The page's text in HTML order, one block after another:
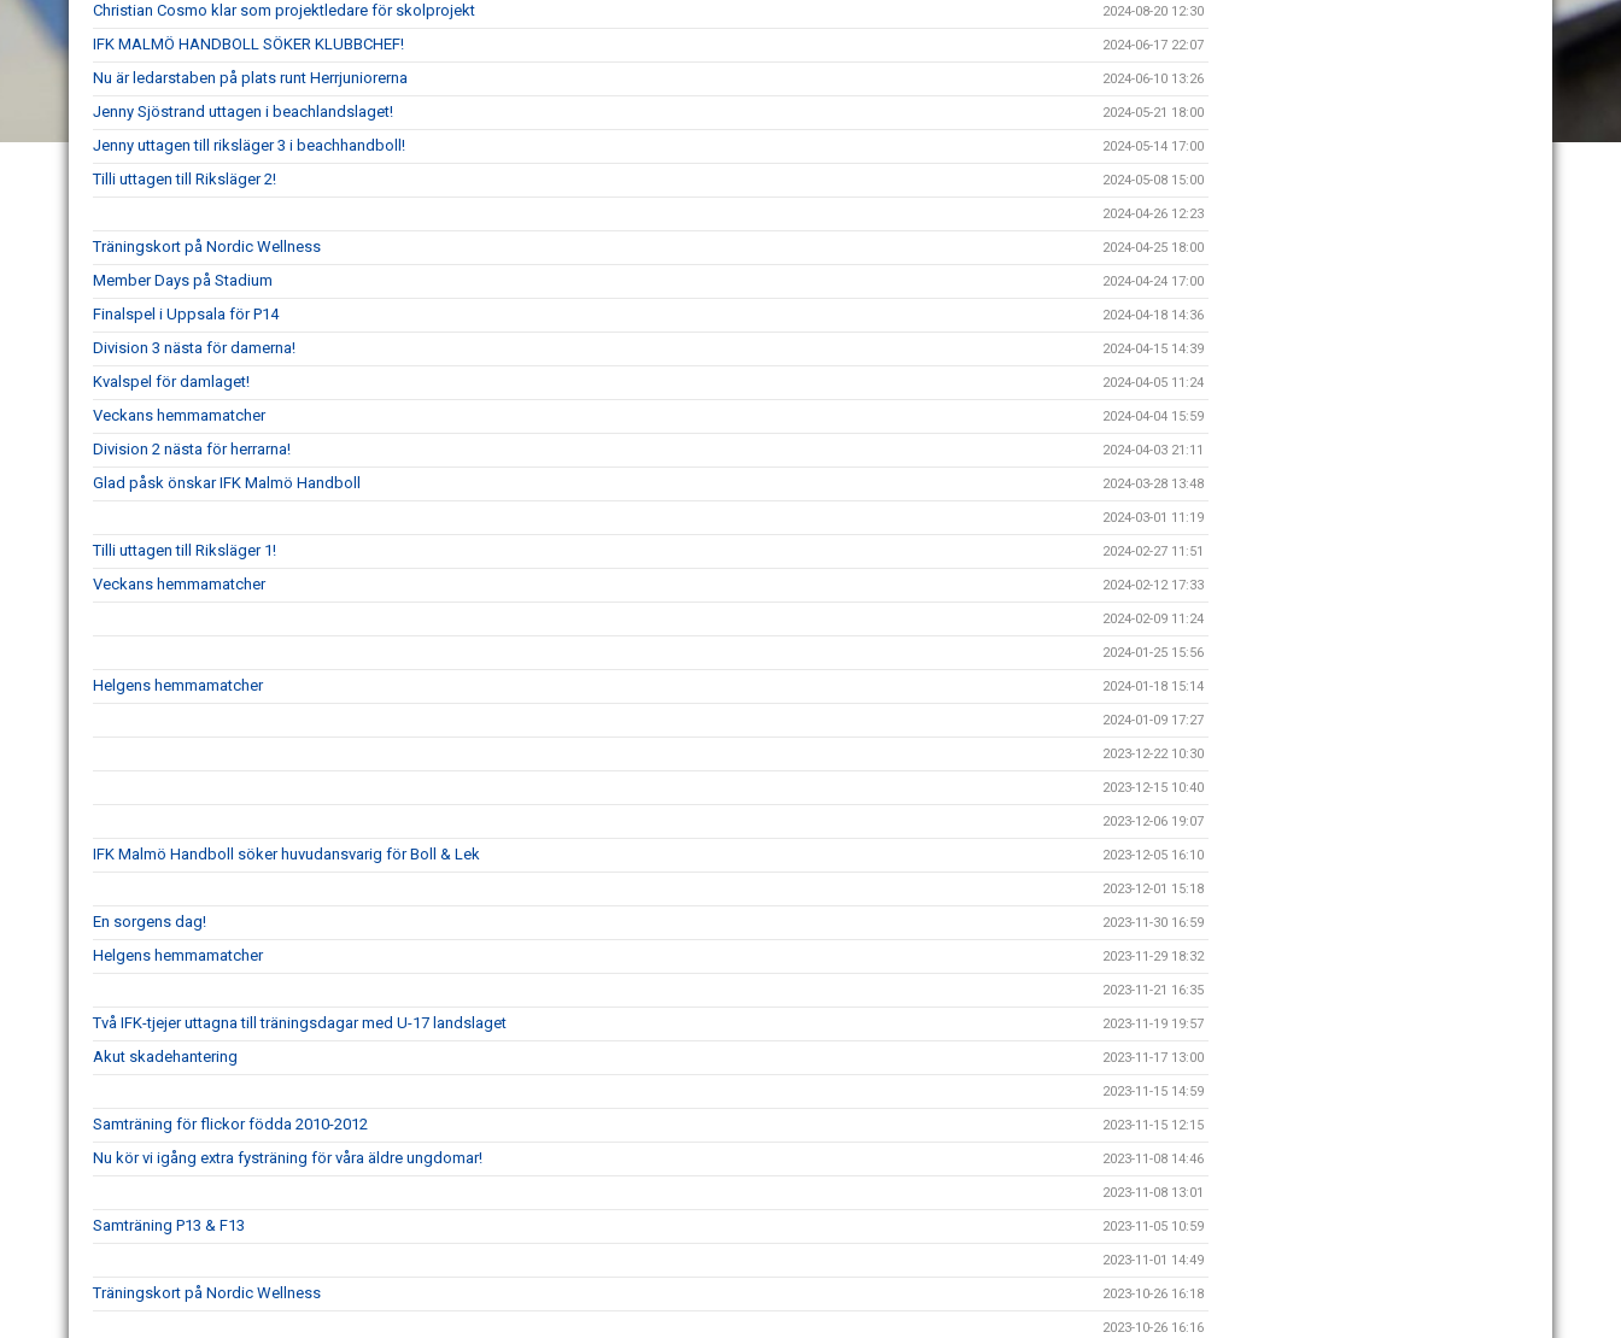
Christian Cosmo klar som projektledare för skolprojekt 2024-08-20 12:30
IFK MALMÖ HANDBOLL SÖKER KLUBBCHEF! 2024-06-17 22:07
Nu är ledarstaben på plats runt Herrjuniorerna 2024-06-10 13:26
Jenny Sjöstrand uttagen i beachlandslaget! 2024-05-21 18:00
Jenny uttagen till riksläger 3 i beachhandboll! 2024-05-14 17:00
Tilli uttagen till Riksläger 2! 2024-05-08 15:00
2024-04-26 12:23
Träningskort på Nordic Wellness 2024-04-25 18:00
Member Days på Stadium 2024-04-24 17:00
Finalspel i Uppsala för P14 2024-04-18 14:36
Division 3 nästa för damerna! 2024-04-15 14:39
Kvalspel för damlaget! 2024-04-05 11:24
Veckans hemmamatcher 2024-04-04 15:59
Division 2 nästa för herrarna! 2024-04-03 21:11
Glad påsk önskar IFK Malmö Handboll 2024-03-28 13:48
2024-03-01 11:19
Tilli uttagen till Riksläger 1! 2024-02-27 11:51
Veckans hemmamatcher 2024-02-12 17:33
2024-02-09 11:24
2024-01-25 15:56
Helgens hemmamatcher 2024-01-18 15:14
2024-01-09 17:27
2023-12-22 10:30
2023-12-15 10:40
2023-12-06 19:07
IFK Malmö Handboll söker huvudansvarig för Boll & Lek 2023-12-05 16:10
2023-12-01 15:18
En sorgens dag! 2023-11-30 16:59
Helgens hemmamatcher 2023-11-29 18:32
2023-11-21 16:35
Två IFK-tjejer uttagna till träningsdagar med U-17 landslaget 2023-11-19 19:57
Akut skadehantering 2023-11-17 13:00
2023-11-15 14:59
Samträning för flickor födda 2010-2012 2023-11-15 12:15
Nu kör vi igång extra fysträning för våra äldre ungdomar! 2023-11-08 14:46
2023-11-08 13:01
Samträning P13 & F13 2023-11-05 10:59
2023-11-01 14:49
Träningskort på Nordic Wellness 2023-10-26 16:18
2023-10-26 16:16